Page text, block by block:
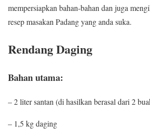
mempersiapkan bahan-bahan dan juga
resep masakan Padang yang anda suka.
Rendang Daging
Bahan utama:
– 2 liter santan (di hasilkan berasal dari 2
– 1,5 kg daging